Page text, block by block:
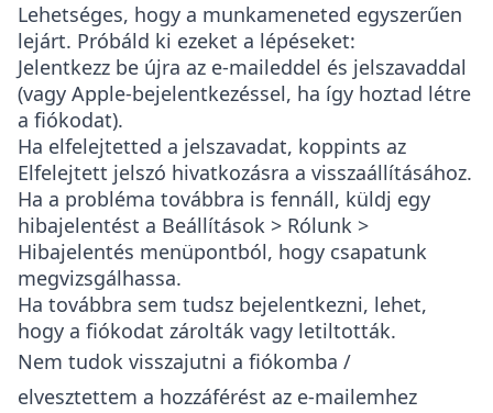
Lehetséges, hogy a munkameneted egyszerűen
lejárt. Próbáld ki ezeket a lépéseket:
Jelentkezz be újra az e-maileddel és jelszavaddal
(vagy Apple-bejelentkezéssel, ha így hoztad létre
a fiókodat).
Ha elfelejtetted a jelszavadat, koppints az
Elfelejtett jelszó hivatkozásra a visszaállításához.
Ha a probléma továbbra is fennáll, küldj egy
hibajelentést a Beállítások > Rólunk >
Hibajelentés menüpontból, hogy csapatunk
megvizsgálhassa.
Ha továbbra sem tudsz bejelentkezni, lehet,
hogy a fiókodat zárolták vagy letiltották.
Nem tudok visszajutni a fiókomba /
elvesztettem a hozzáférést az e-mailemhez